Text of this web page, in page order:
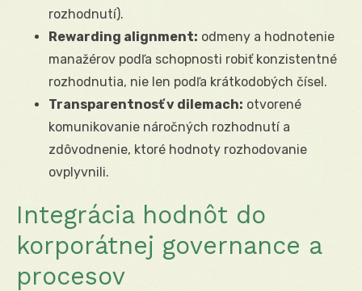
rozhodnutí).
Rewarding alignment: odmeny a hodnotenie
manažérov podľa schopnosti robiť konzistentné
rozhodnutia, nie len podľa krátkodobých čísel.
Transparentnosť v dilemach: otvorené
komunikovanie náročných rozhodnutí a
zdôvodnenie, ktoré hodnoty rozhodovanie
ovplyvnili.
Integrácia hodnôt do
korporátnej governance a
procesov